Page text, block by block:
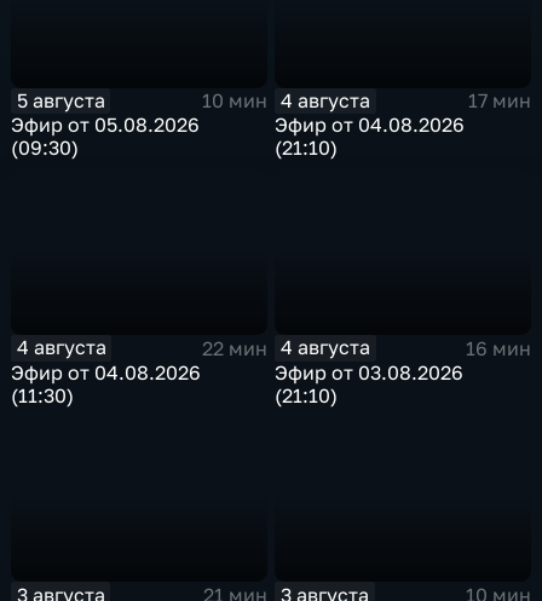
5 августа
10 мин
Эфир от 05.08.2026
(09:30)
4 августа
17 мин
Эфир от 04.08.2026
(21:10)
4 августа
22 мин
Эфир от 04.08.2026
(11:30)
4 августа
16 мин
Эфир от 03.08.2026
(21:10)
3 августа 21 мин 3 августа 10 мин